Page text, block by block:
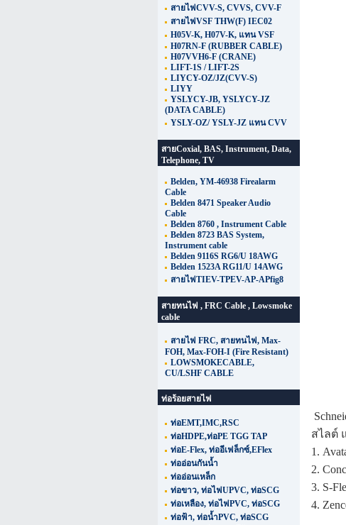
สายไฟCVV-S, CVVS, CVV-F
สายไฟVSF THW(F) IEC02
H05V-K, H07V-K, แทน VSF
H07RN-F (RUBBER CABLE)
H07VVH6-F (CRANE)
LIFT-1S / LIFT-2S
LIYCY-OZ/JZ(CVV-S)
LIYY
YSLYCY-JB, YSLYCY-JZ
(DATA CABLE)
YSLY-OZ/ YSLY-JZ แทน CVV
สายCoxial, BAS, Instrument, Data,
Telephone, TV
Belden, YM-46938 Firealarm
Cable
Belden 8471 Speaker Audio
Cable
Belden 8760 , Instrument Cable
Belden 8723 BAS System,
Instrument cable
Belden 9116S RG6/U 18AWG
Belden 1523A RG11/U 14AWG
สายไฟTIEV-TPEV-AP-APfig8
สายทนไฟ , FRC Cable , Lowsmoke
cable
สายไฟ FRC, สายทนไฟ, Max-
FOH, Max-FOH-I (Fire Resistant)
LOWSMOKECABLE,
CU/LSHF CABLE
ท่อร้อยสายไฟ
ท่อEMT,IMC,RSC
ท่อHDPE,ท่อPE TGG TAP
ท่อE-Flex, ท่ออีเฟล็กซ์,EFlex
ท่ออ่อนกันน้ำ
ท่ออ่อนเหล็ก
ท่อขาว, ท่อไฟUPVC, ท่อSCG
ท่อเหลือง, ท่อไฟPVC, ท่อSCG
ท่อฟ้า, ท่อน้ำPVC, ท่อSCG
สไลต์
1.
2.
3. S-
4.